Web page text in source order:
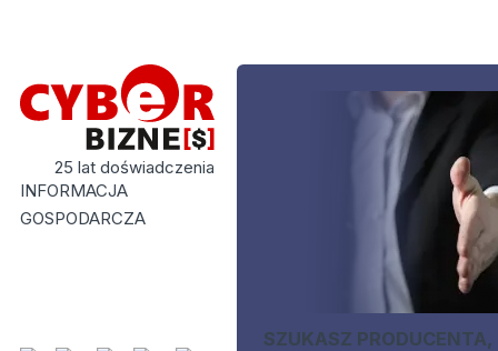
25 lat doświadczenia
INFORMACJA
GOSPODARCZA
SZUKASZ PRODUCENTA,